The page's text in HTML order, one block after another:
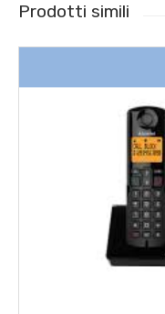
Prodotti simili